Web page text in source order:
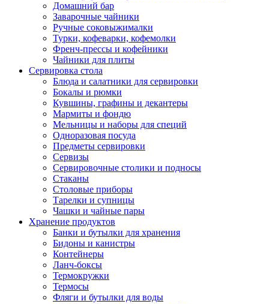
Домашний бар
Заварочные чайники
Ручные соковыжималки
Турки, кофеварки, кофемолки
Френч-прессы и кофейники
Чайники для плиты
Сервировка стола
Блюда и салатники для сервировки
Бокалы и рюмки
Кувшины, графины и декантеры
Мармиты и фондю
Мельницы и наборы для специй
Одноразовая посуда
Предметы сервировки
Сервизы
Сервировочные столики и подносы
Стаканы
Столовые приборы
Тарелки и супницы
Чашки и чайные пары
Хранение продуктов
Банки и бутылки для хранения
Бидоны и канистры
Контейнеры
Ланч-боксы
Термокружки
Термосы
Фляги и бутылки для воды